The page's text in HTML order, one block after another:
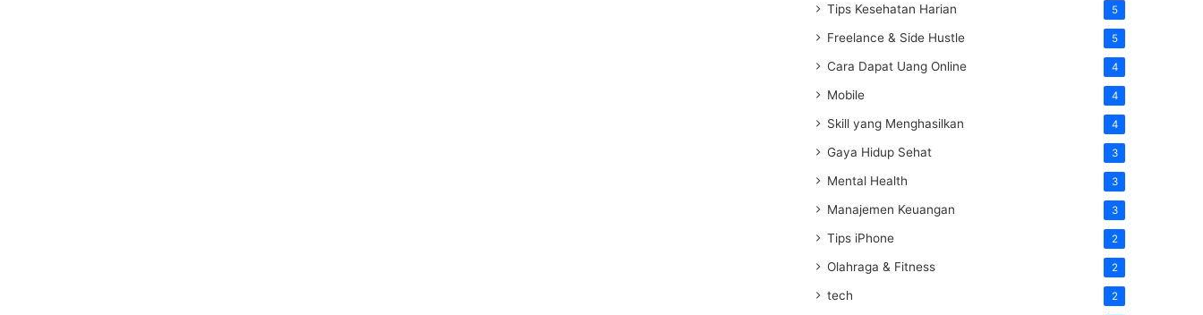
Tips Kesehatan Harian 5
Freelance & Side Hustle 5
Cara Dapat Uang Online 4
Mobile 4
Skill yang Menghasilkan 4
Gaya Hidup Sehat 3
Mental Health 3
Manajemen Keuangan 3
Tips iPhone 2
Olahraga & Fitness 2
tech 2